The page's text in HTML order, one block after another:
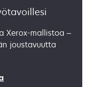
Xerox-mallistoa –
joustavuutta